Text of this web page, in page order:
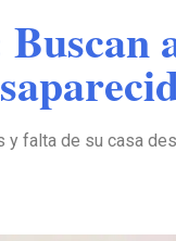
y falta de su casa